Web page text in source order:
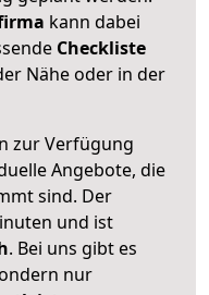
kann dabei
Checkliste
Nähe oder in der
zur Verfügung
Angebote, die
sind. Der
und ist
. Bei uns gibt es
nur